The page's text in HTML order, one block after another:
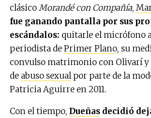
clásicoMorandé con Compañía,
fue ganando pantalla por sus
escándalos: quitarle el micrófono
periodista dePrimer Plano, su
convulso matrimonio con Olivarí
de abuso sexualpor parte de la
Patricia Aguirre en 2011.
Con el tiempo, Dueñas decidió